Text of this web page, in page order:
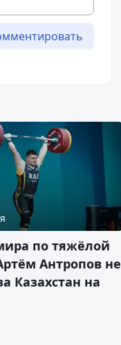
по тяжёлой
Антропов не
Казахстан на